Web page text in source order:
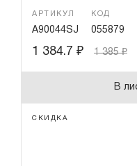
АРТИКУЛ
A90044SJ
КОД
055879
1 384.7 ₽ 1 385₽
В
СКИДКА